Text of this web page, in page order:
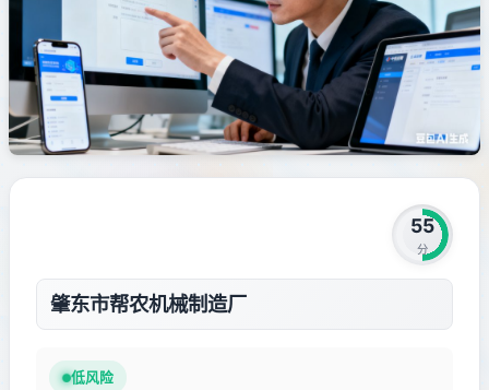
55
分
肇东市帮农机械制造厂
低风险